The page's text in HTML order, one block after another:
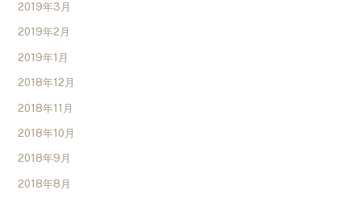
2019年3月
2019年2月
2019年1月
2018年12月
2018年11月
2018年10月
2018年9月
2018年8月